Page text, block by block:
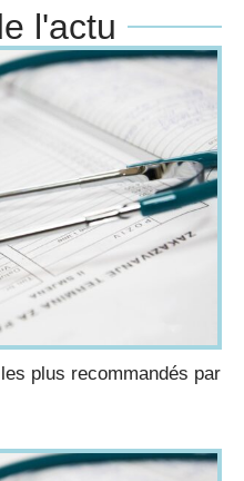
l'actu
plus recommandés par